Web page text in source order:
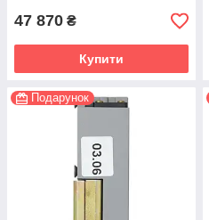
47 870 ₴
Купити
Подарунок